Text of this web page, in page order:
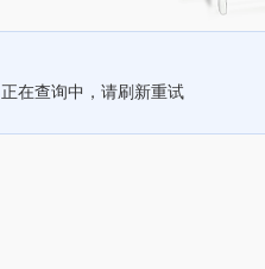
正在查询中，请刷新重试